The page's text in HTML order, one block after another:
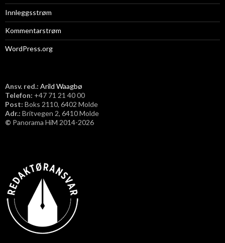
Innleggsstrøm
Kommentarstrøm
WordPress.org
Ansv. red.: Arild Waagbø
Telefon: ​+47 71 21 40 00
Post: Boks 2110, 6402 Molde
Adr.: Britvegen 2, 6410 Molde
© Panorama HiM 2014-2026